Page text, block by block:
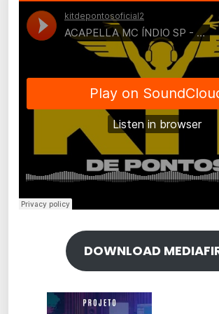
DOWNLOAD